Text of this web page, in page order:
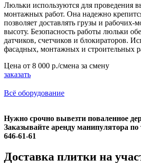
Люльки используются для проведения
монтажных работ. Она надежно
позволяет доставлять грузы и
высоту. Безопасность работы люльки
датчиков, счетчиков и блокираторов.
фасадных, монтажных и строительных
Цена от 8 000 р./смена за смену
заказать
Всё оборудование
Нужно срочно вывезти поваленное
Заказывайте аренду манипулятора по
646-61-61
Доставка плитки на